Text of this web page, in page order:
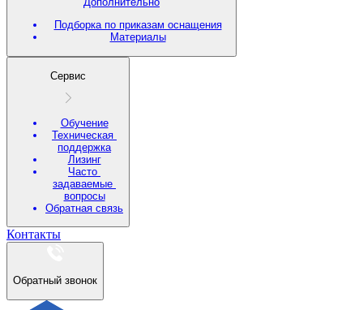
Подборка по приказам оснащения
Материалы
Сервис
Обучение
Техническая
поддержка
Лизинг
Часто
задаваемые
вопросы
Обратная связь
Контакты
Обратный звонок